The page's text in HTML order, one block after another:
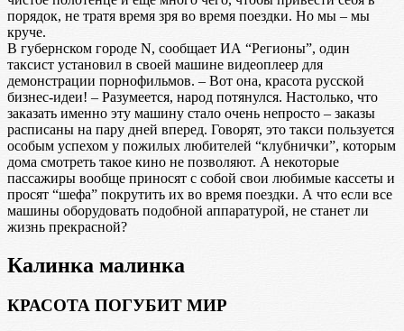
порядок, не тратя время зря во время поездки. Но мы – мы
круче.
В губернском городе N, сообщает ИА “Регионы”, один
таксист установил в своей машине видеоплеер для
демонстрации порнофильмов. – Вот она, красота русской
бизнес-идеи! – Разумеется, народ потянулся. Настолько, что
заказать именно эту машину стало очень непросто – заказы
расписаны на пару дней вперед. Говорят, это такси пользуется
особым успехом у пожилых любителей “клубнички”, которым
дома смотреть такое кино не позволяют. А некоторые
пассажиры вообще приносят с собой свои любимые кассеты и
просят “шефа” покрутить их во время поездки. А что если все
машины оборудовать подобной аппаратурой, не станет ли
жизнь прекрасной?
Калинка малинка
КРАСОТА ПОГУБИТ МИР